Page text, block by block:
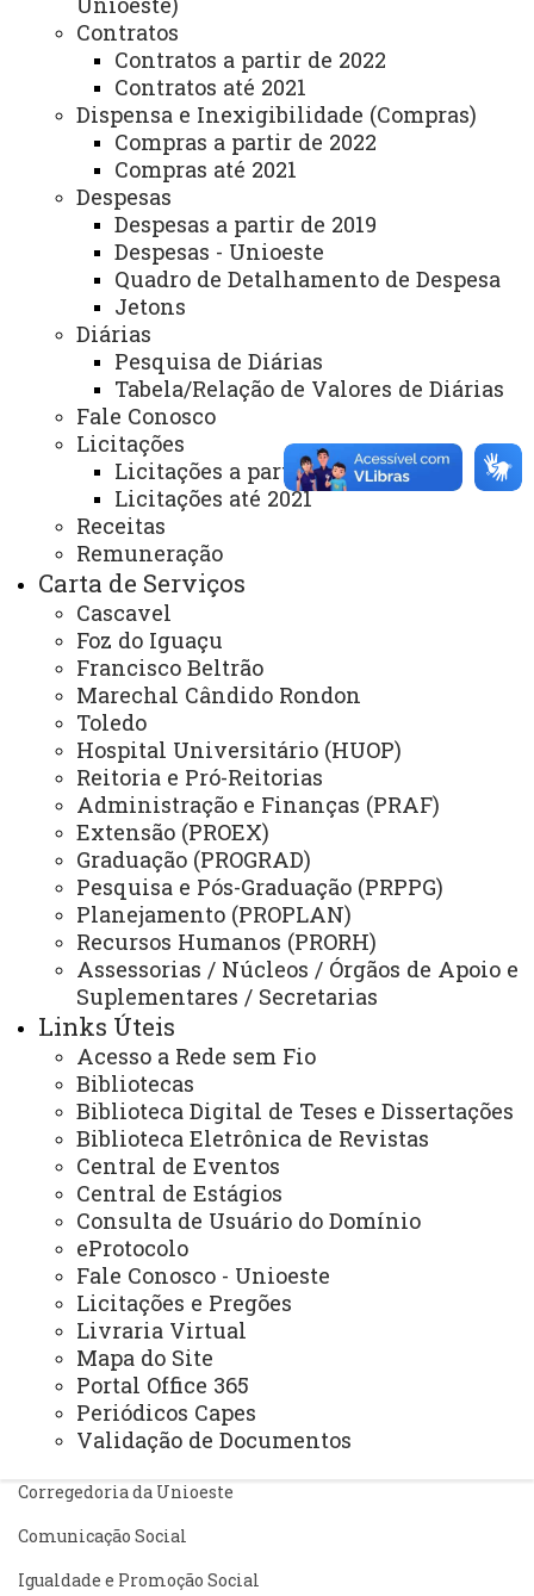
Contratos
Contratos a partir de 2022
Contratos até 2021
Dispensa e Inexigibilidade (Compras)
Compras a partir de 2022
Compras até 2021
Despesas
Despesas a partir de 2019
Despesas - Unioeste
Quadro de Detalhamento de Despesa
Jetons
Diárias
Pesquisa de Diárias
Tabela/Relação de Valores de Diárias
Fale Conosco
Licitações
Licitações a partir de 2022
Licitações até 2021
Receitas
Remuneração
Carta de Serviços
Cascavel
Foz do Iguaçu
Francisco Beltrão
Marechal Cândido Rondon
Toledo
Hospital Universitário (HUOP)
Reitoria e Pró-Reitorias
Administração e Finanças (PRAF)
Extensão (PROEX)
Graduação (PROGRAD)
Pesquisa e Pós-Graduação (PRPPG)
Planejamento (PROPLAN)
Recursos Humanos (PRORH)
Assessorias / Núcleos / Órgãos de Apoio e
Suplementares / Secretarias
Links Úteis
Acesso a Rede sem Fio
Bibliotecas
Biblioteca Digital de Teses e Dissertações
Biblioteca Eletrônica de Revistas
Central de Eventos
Central de Estágios
Consulta de Usuário do Domínio
eProtocolo
Fale Conosco - Unioeste
Licitações e Pregões
Livraria Virtual
Mapa do Site
Portal Office 365
Periódicos Capes
Validação de Documentos
Campus de Toledo - Carta de Serviços
Lista de Itens de Toledo
Divisão de Informática – DINF – Campus/Toledo
Acesso Restrito (Editores do Portal)
Arquivo Virtual
Bibliotecas
Identidade Visual
Mapa do Site
Ouvidoria
Portal Office 365
Sistemas
Telefones
Webmail
REITORIA
Secretaria Geral
Gabinete Reitoria
Secretaria dos Conselhos Superiores
PRÓ-REITORIAS
Administração e Finanças
Extensão
Graduação
Pesquisa/Pós Graduação
Recursos Humanos
Planejamento
ASSESSORIAS
Assistência Estudantil
Auditoria Interna
Avaliação Institucional
Convênios e Captação de Recursos
Corregedoria da Unioeste
Comunicação Social
Igualdade e Promoção Social